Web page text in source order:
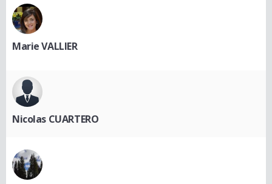
Marie VALLIER
Nicolas CUARTERO